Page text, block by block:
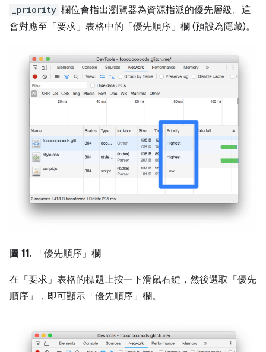
_priority 欄位會指出瀏覽器為資源指派的優先層級。這
會對應至「要求」表格中的「優先順序」 欄 (預設為隱藏)。
圖 11. 「優先順序」欄
在「要求」表格的標題上按一下滑鼠右鍵，然後選取「優先
順序」
，即可顯示「優先順序」 欄。